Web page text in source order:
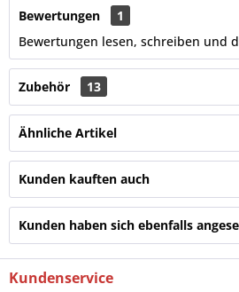
Bewertungen
1
Bewertungen lesen, schreiben und
Zubehör 13
Ähnliche Artikel
Kunden kauften auch
Kunden haben sich ebenfalls
Kundenservice